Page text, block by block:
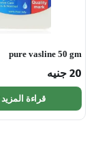
pure vasline 50 gm
20 جنيه
قراءة المزيد